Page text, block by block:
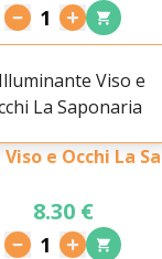
1
e Occhi La
8.30 €
1